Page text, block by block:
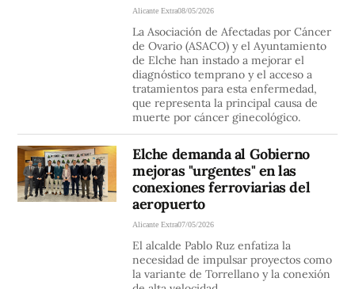
Alicante Extra08/05/2026
La Asociación de Afectadas por Cáncer
de Ovario (ASACO) y el Ayuntamiento
de Elche han instado a mejorar el
diagnóstico temprano y el acceso a
tratamientos para esta enfermedad,
que representa la principal causa de
muerte por cáncer ginecológico.
Elche demanda al Gobierno
mejoras "urgentes" en las
conexiones ferroviarias del
aeropuerto
Alicante Extra07/05/2026
El alcalde Pablo Ruz enfatiza la
necesidad de impulsar proyectos como
la variante de Torrellano y la conexión